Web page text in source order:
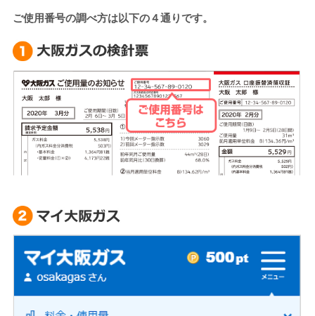
ご使用番号の調べ方は以下の４通りです。